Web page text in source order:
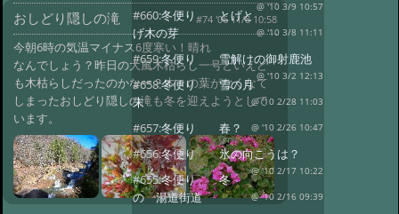
おしどり隠しの滝 #74 '06 11/8 10:58
今朝6時の気温マイナス6度寒い！晴れ
なんでしょう？昨日の大風木枯らし一号といえど
も木枯らしだったのかなー？木々の葉がなくなて
しまったおしどり隠しの滝も冬を迎えようとして
います。
@ '10 3/9 10:57
#660:冬便り とげと
げ木の芽
@ '10 3/8 11:11
#659:冬便り 雪解けの御射鹿池
@ '10 3/2 12:13
#658:冬便り 雪の月
末
@ '10 2/28 11:03
#657:冬便り 春？ @ '10 2/26 10:47
#656:冬便り 氷の向こうは？
@ '10 2/17 10:22
#655:冬便り 冬
の 湯道街道
@ '10 2/16 09:39